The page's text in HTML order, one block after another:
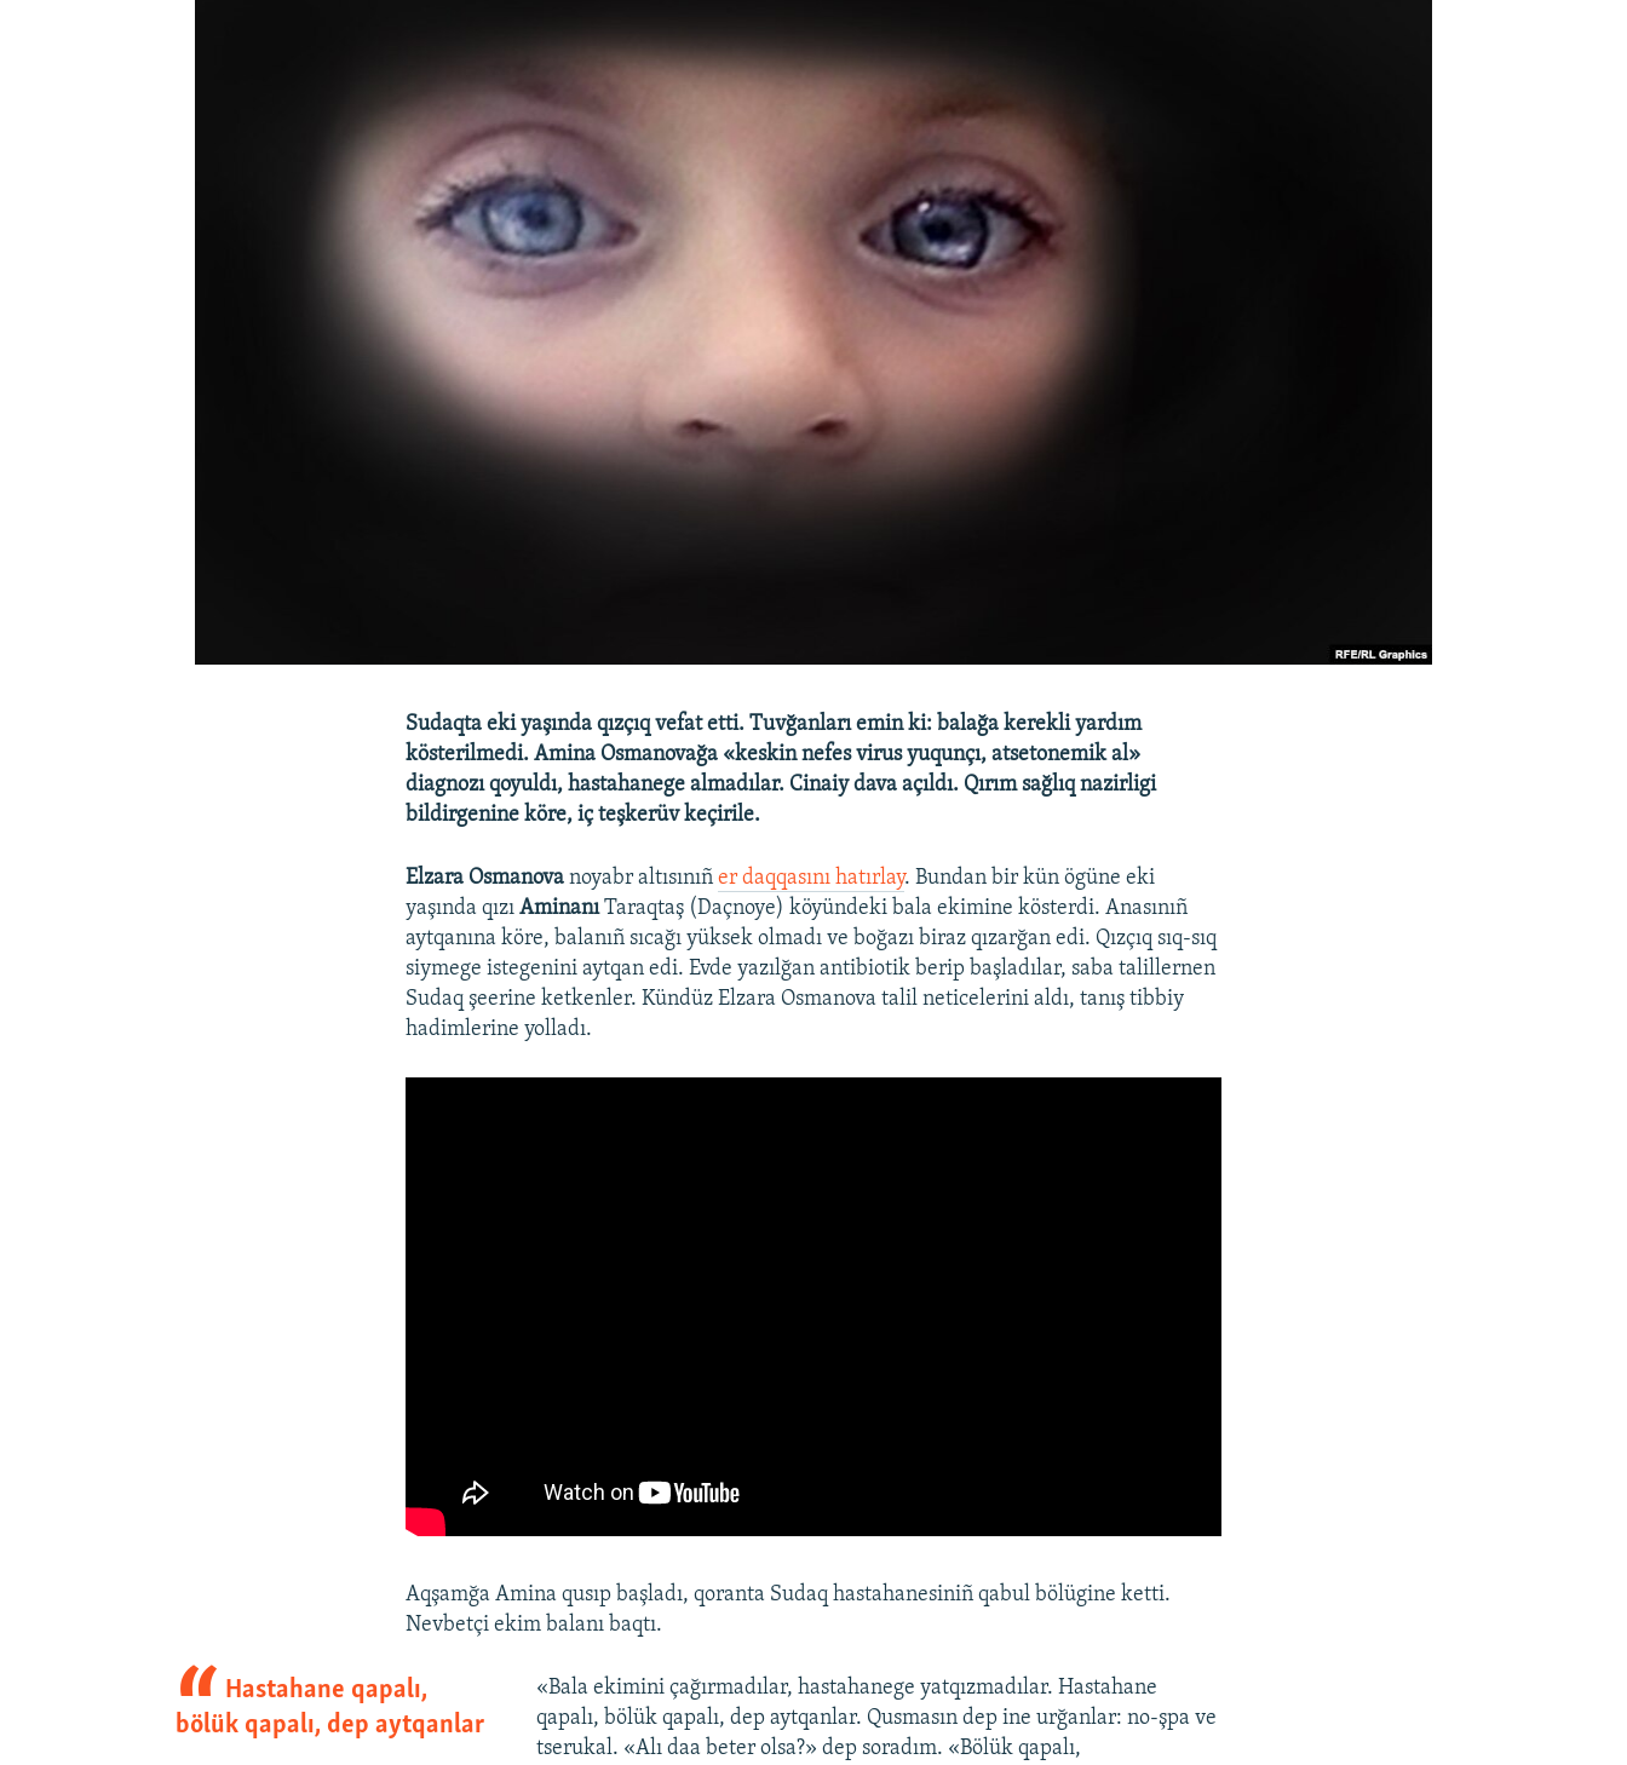
Sudaqta eki yaşında qızçıq vefat etti. Tuvğanları emin ki: balağa kerekli yardım
kösterilmedi. Amina Osmanovağa «keskin nefes virus yuqunçı, atsetonemik al»
diagnozı qoyuldı, hastahanege almadılar. Cinaiy dava açıldı. Qırım sağlıq nazirligi
bildirgenine köre, iç teşkerüv keçirile.
Elzara Osmanova noyabr altısınıñer daqqasını hatırlay. Bundan bir kün ögüne eki
yaşında qızıAminanıTaraqtaş (Daçnoye) köyündeki bala ekimine kösterdi. Anasınıñ
aytqanına köre, balanıñ sıcağı yüksek olmadı ve boğazı biraz qızarğan edi. Qızçıq sıq-sıq
siymege istegenini aytqan edi. Evde yazılğan antibiotik berip başladılar, saba talillernen
Sudaq şeerine ketkenler. Kündüz Elzara Osmanova talil neticelerini aldı, tanış tibbiy
hadimlerine yolladı.
Aqşamğa Amina qusıp başladı, qoranta Sudaq hastahanesiniñ qabul bölügine ketti.
Nevbetçi ekim balanı baqtı.
Hastahane qapalı,
bölük qapalı, dep aytqanlar
«Bala ekimini çağırmadılar, hastahanege yatqızmadılar. Hastahane
qapalı, bölük qapalı, dep aytqanlar. Qusmasın dep ine urğanlar: no-şpa ve
tserukal. «Alı daa beter olsa?» dep soradım. «Bölük qapalı,